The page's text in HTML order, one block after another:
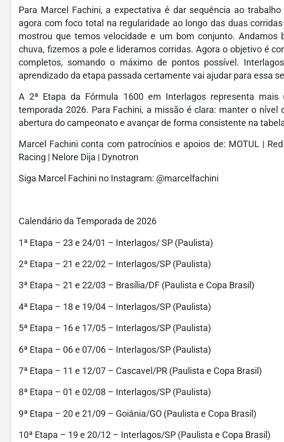
Para Marcel Fachini, a expectativa é dar sequência ao
agora com foco total na regularidade ao longo das duas
mostrou que temos velocidade e um bom conjunto. Andamos
chuva, fizemos a pole e lideramos corridas. Agora o objetivo é
completos, somando o máximo de pontos possível.
aprendizado da etapa passada certamente vai ajudar para essa
A 2ª Etapa da Fórmula 1600 em Interlagos representa
temporada 2026. Para Fachini, a missão é clara: manter o nível
abertura do campeonato e avançar de forma consistente na
Marcel Fachini conta com patrocínios e apoios de: MOTUL |
Racing | Nelore Dija | Dynotron
Siga Marcel Fachini no Instagram: @marcelfachini
Calendário da Temporada de 2026
1ª Etapa – 23 e 24/01 – Interlagos/ SP (Paulista)
2ª Etapa – 21 e 22/02 – Interlagos/SP (Paulista)
3ª Etapa – 21 e 22/03 – Brasília/DF (Paulista e Copa Brasil)
4ª Etapa – 18 e 19/04 – Interlagos/SP (Paulista)
5ª Etapa – 16 e 17/05 – Interlagos/SP (Paulista)
6ª Etapa – 06 e 07/06 – Interlagos/SP (Paulista)
7ª Etapa – 11 e 12/07 – Cascavel/PR (Paulista e Copa Brasil)
8ª Etapa – 01 e 02/08 – Interlagos/SP (Paulista)
9ª Etapa – 20 e 21/09 – Goiânia/GO (Paulista e Copa Brasil)
10ª Etapa – 19 e 20/12 – Interlagos/SP (Paulista e Copa Brasil)